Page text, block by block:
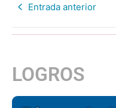
Entrada anterior
LOGROS